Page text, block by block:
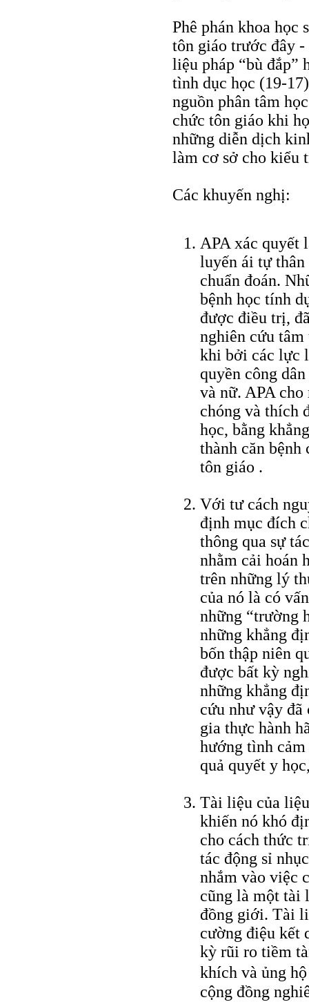
Phê phán khoa
tôn giáo trước đây
liệu pháp “bù đắp”
tình dục học (19-
nguồn phân tâm
chức tôn giáo khi
những diễn dịch
làm cơ sở cho kiểu
Các khuyến nghị:
APA xác quyết
luyến ái tự
chuẩn đoán.
bệnh học tính
được điều trị,
nghiên cứu
khi bởi các lực
quyền công
và nữ. APA
chóng và thích
học, bằng
thành căn
tôn giáo .
Với tư cách
định mục đích
thông qua sự
nhằm cải hoán
trên những lý
của nó là có
những “trường
những khẳng
bốn thập niên
được bất kỳ
những khẳng
cứu như vậy đã
gia thực hành
hướng tình
quả quyết y
Tài liệu của
khiến nó khó
cho cách thức
tác động sỉ
nhắm vào việc
cũng là một tài
đồng giới. Tài
cường điệu kết
kỳ rũi ro tiềm
khích và ủng
cộng đồng